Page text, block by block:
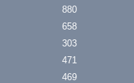
880
658
303
471
469